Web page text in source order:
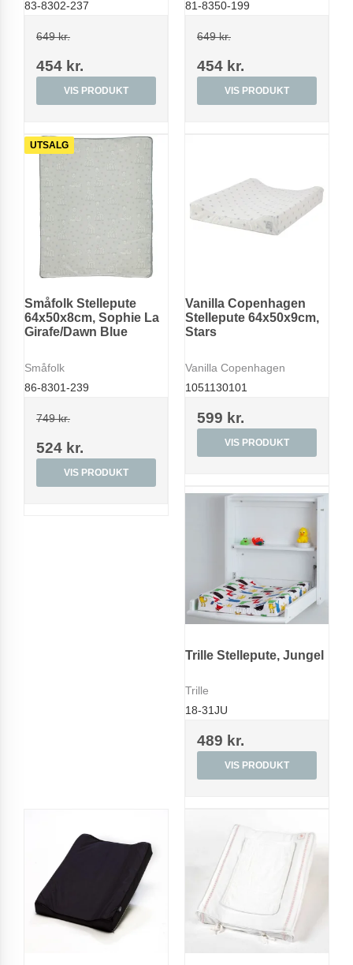
83-8302-237
649 kr.
454 kr.
VIS PRODUKT
81-8350-199
649 kr.
454 kr.
VIS PRODUKT
UTSALG
Småfolk Stellepute
64x50x8cm, Sophie La
Girafe/Dawn Blue
Småfolk
86-8301-239
749 kr.
524 kr.
VIS PRODUKT
Vanilla Copenhagen
Stellepute 64x50x9cm,
Stars
Vanilla Copenhagen
1051130101
599 kr.
VIS PRODUKT
Trille Stellepute, Jungel
Trille
18-31JU
489 kr.
VIS PRODUKT